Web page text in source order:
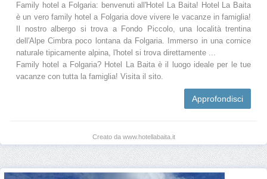
Family hotel a Folgaria: benvenuti all'Hotel La Baita! Hotel La Baita
è un vero family hotel a Folgaria dove vivere le vacanze in famiglia!
Il nostro albergo si trova a Fondo Piccolo, una località trentina
dell'Alpe Cimbra poco lontana da Folgaria. Immerso in una cornice
naturale tipicamente alpina, l'hotel si trova direttamente ...
Family hotel a Folgaria? Hotel La Baita è il luogo ideale per le tue
vacanze con tutta la famiglia! Visita il sito.
Approfondisci
Creato da www.hotellabaita.it